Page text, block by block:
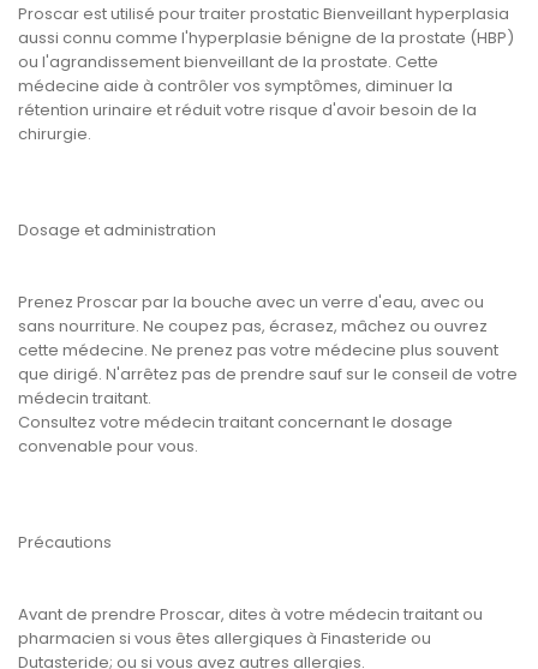
Proscar est utilisé pour traiter prostatic Bienveillant hyperplasia
aussi connu comme l'hyperplasie bénigne de la prostate (HBP)
ou l'agrandissement bienveillant de la prostate. Cette
médecine aide à contrôler vos symptômes, diminuer la
rétention urinaire et réduit votre risque d'avoir besoin de la
chirurgie.
Dosage et administration
Prenez Proscar par la bouche avec un verre d'eau, avec ou
sans nourriture. Ne coupez pas, écrasez, mâchez ou ouvrez
cette médecine. Ne prenez pas votre médecine plus souvent
que dirigé. N'arrêtez pas de prendre sauf sur le conseil de votre
médecin traitant.
Consultez votre médecin traitant concernant le dosage
convenable pour vous.
Précautions
Avant de prendre Proscar, dites à votre médecin traitant ou
pharmacien si vous êtes allergiques à Finasteride ou
Dutasteride; ou si vous avez autres allergies.